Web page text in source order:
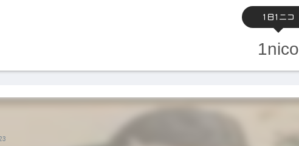
1日1ニコ
1nico